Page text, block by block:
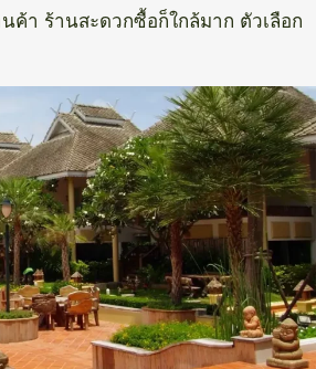
ค้า ร้านสะดวกซื้อก็ใกล้มาก ตัวเลือก